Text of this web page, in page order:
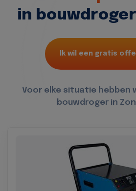
in
Ik wil een gratis
Voor elke situatie hebben
bouwdroger in